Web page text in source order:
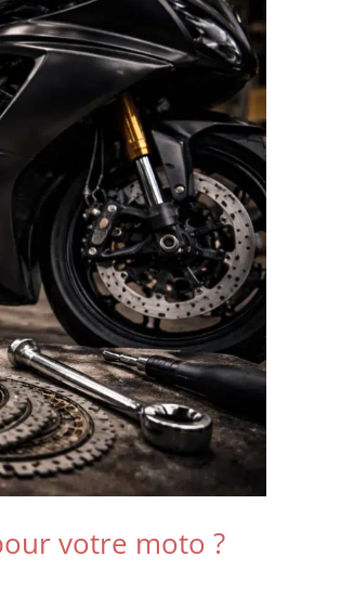
votre moto ?